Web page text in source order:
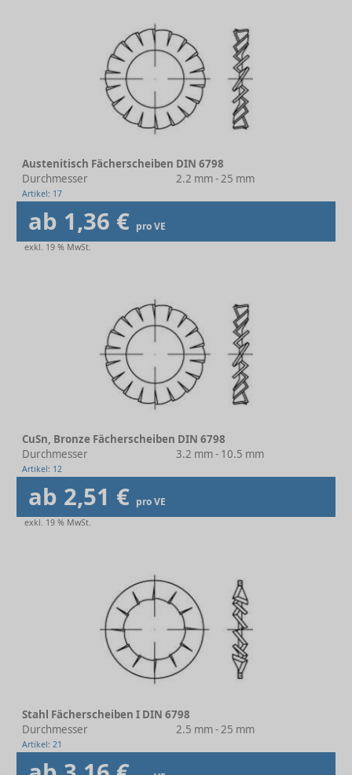
Austenitisch Fächerscheiben DIN 6798
Durchmesser
2.2 mm - 25 mm
Artikel: 17
ab 1,36 € pro VE
exkl. 19 % MwSt.
CuSn, Bronze Fächerscheiben DIN 6798
Durchmesser
3.2 mm - 10.5 mm
Artikel: 12
ab 2,51 € pro VE
exkl. 19 % MwSt.
Stahl Fächerscheiben I DIN 6798
Durchmesser
2.5 mm - 25 mm
Artikel: 21